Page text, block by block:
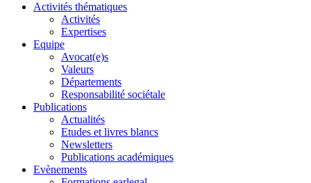
Activités thématiques
Activités
Expertises
Equipe
Avocat(e)s
Valeurs
Départements
Responsabilité sociétale
Publications
Actualités
Etudes et livres blancs
Newsletters
Publications académiques
Evènements